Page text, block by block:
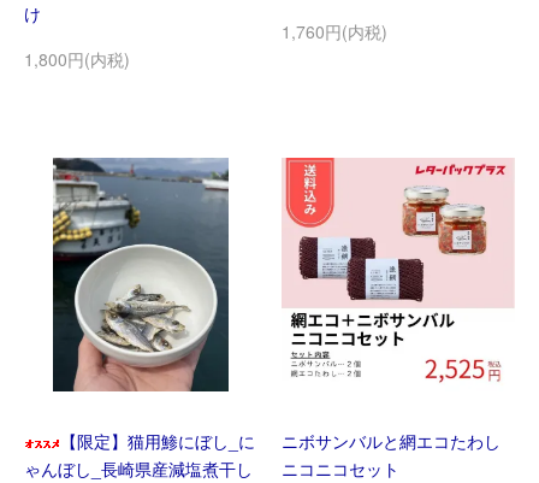
け
1,800円(内税)
1,760円(内税)
【限定】猫用鯵にぼし_に
ゃんぼし_長崎県産減塩煮干し
ニボサンバルと網エコたわし
ニコニコセット